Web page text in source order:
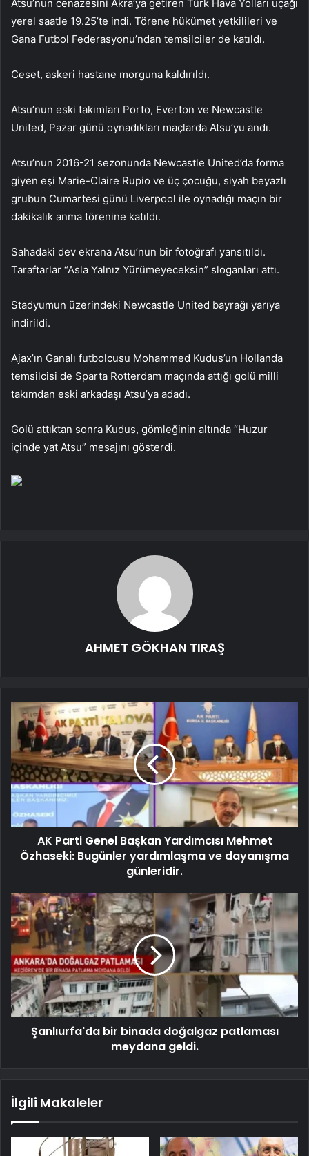
Atsu’nun cenazesini Akra’ya getiren Türk Hava Yolları uçağı
yerel saatle 19.25’te indi. Törene hükümet yetkilileri ve
Gana Futbol Federasyonu’ndan temsilciler de katıldı.
Ceset, askeri hastane morguna kaldırıldı.
Atsu’nun eski takımları Porto, Everton ve Newcastle
United, Pazar günü oynadıkları maçlarda Atsu’yu andı.
Atsu’nun 2016-21 sezonunda Newcastle United’da forma
giyen eşi Marie-Claire Rupio ve üç çocuğu, siyah beyazlı
grubun Cumartesi günü Liverpool ile oynadığı maçın bir
dakikalık anma törenine katıldı.
Sahadaki dev ekrana Atsu’nun bir fotoğrafı yansıtıldı.
Taraftarlar “Asla Yalnız Yürümeyeceksin” sloganları attı.
Stadyumun üzerindeki Newcastle United bayrağı yarıya
indirildi.
Ajax’ın Ganalı futbolcusu Mohammed Kudus’un Hollanda
temsilcisi de Sparta Rotterdam maçında attığı golü milli
takımdan eski arkadaşı Atsu’ya adadı.
Golü attıktan sonra Kudus, gömleğinin altında “Huzur
içinde yat Atsu” mesajını gösterdi.
AHMET GÖKHAN TIRAŞ
AK Parti Genel Başkan Yardımcısı Mehmet
Özhaseki: Bugünler yardımlaşma ve dayanışma
günleridir.
Şanlıurfa'da bir binada doğalgaz patlaması
meydana geldi.
İlgili Makaleler